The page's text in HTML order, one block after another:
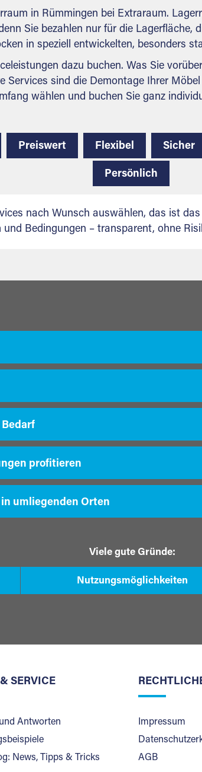
in Rümmingen bei Extraraum.
Sie bezahlen nur für die
in speziell entwickelten, besonders
dazu buchen. Was Sie
Services sind die Demontage Ihrer
wählen und buchen Sie ganz
Preiswert Flexibel Sicher
Persönlich
nach Wunsch auswählen, das ist
und Bedingungen – transparent, ohne
Bedarf
profitieren
umliegenden Orten
Viele gute Gründe:
Nutzungsmöglichkeiten
SERVICE
Antworten
News, Tipps & Tricks
Impressum
AGB